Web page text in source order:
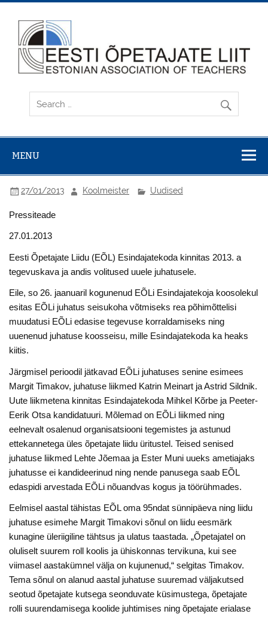
Skip
content
MENU
27/01/2013 Koolmeister Uudised
Pressiteade
27.01.2013
Eesti Õpetajate Liidu (EÕL) Esindajatekoda kinnitas 2013. a
tegevuskava ja andis volitused uuele juhatusele.
Eile, so 26. jaanuaril kogunenud EÕLi Esindajatekoja koosolekul
esitas EÕLi juhatus seisukoha võtmiseks rea põhimõttelisi
muudatusi EÕLi edasise tegevuse korraldamiseks ning
uuenenud juhatuse koosseisu, mille Esindajatekoda ka heaks
kiitis.
Järgmisel perioodil jätkavad EÕLi juhatuses senine esimees
Margit Timakov, juhatuse liikmed Katrin Meinart ja Astrid Sildnik.
Uute liikmetena kinnitas Esindajatekoda Mihkel Kõrbe ja Peeter-
Eerik Otsa kandidatuuri. Mõlemad on EÕLi liikmed ning
eelnevalt osalenud organisatsiooni tegemistes ja astunud
ettekannetega üles õpetajate liidu üritustel. Teised senised
juhatuse liikmed Lehte Jõemaa ja Ester Muni uueks ametiajaks
juhatusse ei kandideerinud ning nende panusega saab EÕL
edaspidi arvestada EÕLi nõuandvas kogus ja töörühmades.
Eelmisel aastal tähistas EÕL oma 95ndat sünnipäeva ning liidu
juhatuse esimehe Margit Timakovi sõnul on liidu eesmärk
kunagine üleriigiline tähtsus ja ulatus taastada. „Õpetajatel on
oluliselt suurem roll koolis ja ühiskonnas tervikuna, kui see
viimasel aastakümnel välja on kujunenud,“ selgitas Timakov.
Tema sõnul on alanud aastal juhatuse suuremad väljakutsed
seotud õpetajate kutsega seonduvate küsimustega, õpetajate
rolli suurendamisega koolide juhtimises ning õpetajate erialase